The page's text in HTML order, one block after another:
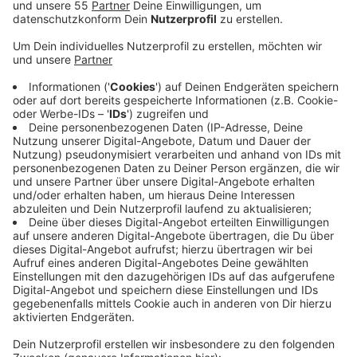
Rath Mitte und Essen Hauptbahnhof. Hier wird die
S6 im Juli abends und nachts mehrmals durch
Busse ersetzt, teilt die Deutsche Bahn mit.
Veröffentlicht: Sonntag, 30.06.2024 08:51
Anzeige
Das erste Mal wird das morgen Abend (01.07.), ab
etwa 19:30 Uhr der Fall sein. Ab dann fällt die S6 bis in
die Nacht auf Donnerstag (03./04.07.) aus. Mitte Juli
will die Bahn die Gleisabeiten fortsetzen.
Mehr Infos: